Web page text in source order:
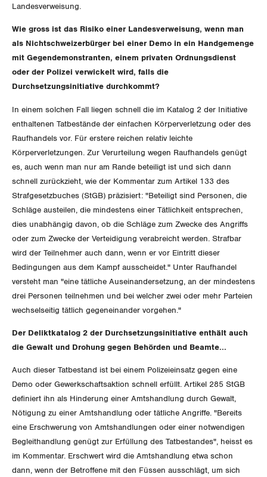
Jugendkommission
Queer-Kommission
Rentner:innen-Kommission
Beide Basel
Glarus
Graubünden
Jura
Luzern
Neuenburg
Schwyz
St. Gallen-Appenzell
Solothurn
Tessin
Thurgau
OFFENE STELLEN
AGENDA
Bücher/Broschüren
Landesverweisung.
Wie gross ist das Risiko einer Landesverweisung, wenn man
als Nichtschweizerbürger bei einer Demo in ein Handgemenge
mit Gegendemonstranten, einem privaten Ordnungsdienst
oder der Polizei verwickelt wird, falls die
Durchsetzungsinitiative durchkommt?
In einem solchen Fall liegen schnell die im Katalog 2 der Initiative
enthaltenen Tatbestände der einfachen Körperverletzung oder des
Raufhandels vor. Für erstere reichen relativ leichte
Körperverletzungen. Zur Verurteilung wegen Raufhandels genügt
es, auch wenn man nur am Rande beteiligt ist und sich dann
schnell zurückzieht, wie der Kommentar zum Artikel 133 des
Strafgesetzbuches (StGB) präzisiert: "Beteiligt sind Personen, die
Schläge austeilen, die mindestens einer Tätlichkeit entsprechen,
dies unabhängig davon, ob die Schläge zum Zwecke des Angriffs
oder zum Zwecke der Verteidigung verabreicht werden. Strafbar
wird der Teilnehmer auch dann, wenn er vor Eintritt dieser
Bedingungen aus dem Kampf ausscheidet." Unter Raufhandel
versteht man "eine tätliche Auseinandersetzung, an der mindestens
drei Personen teilnehmen und bei welcher zwei oder mehr Parteien
wechselseitig tätlich gegeneinander vorgehen."
Der Deliktkatalog 2 der Durchsetzungsinitiative enthält auch
die Gewalt und Drohung gegen Behörden und Beamte...
Auch dieser Tatbestand ist bei einem Polizeieinsatz gegen eine
Demo oder Gewerkschaftsaktion schnell erfüllt. Artikel 285 StGB
definiert ihn als Hinderung einer Amtshandlung durch Gewalt,
Nötigung zu einer Amtshandlung oder tätliche Angriffe. "Bereits
eine Erschwerung von Amtshandlungen oder einer notwendigen
Begleithandlung genügt zur Erfüllung des Tatbestandes", heisst es
im Kommentar. Erschwert wird die Amtshandlung etwa schon
dann, wenn der Betroffene mit den Füssen ausschlägt, um sich